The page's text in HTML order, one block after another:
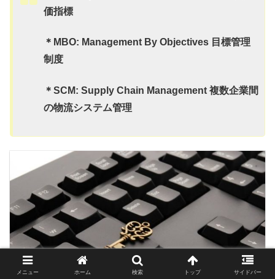
価指標
＊MBO: Management By Objectives 目標管理
制度
＊SCM: Supply Chain Management 複数企業間
の物流システム管理
メニュー ホーム 検索 トップ サイドバー